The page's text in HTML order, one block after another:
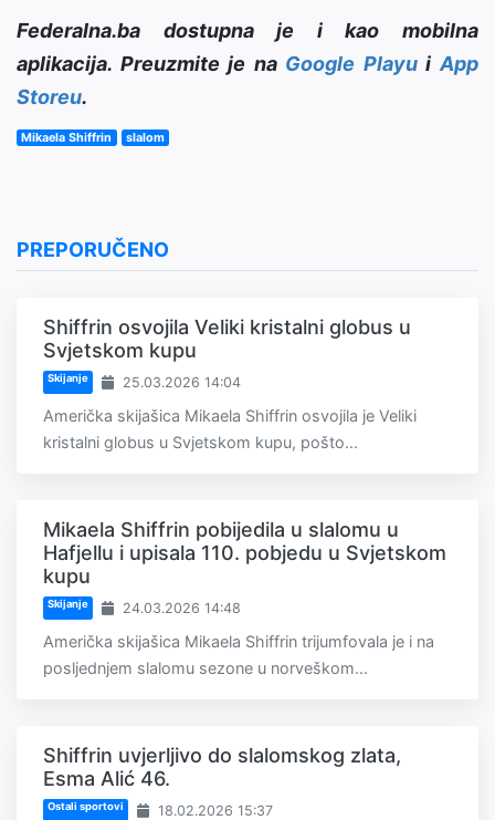
Federalna.ba dostupna je i kao mobilna
aplikacija. Preuzmite je na Google PlayuiApp
Storeu.
Mikaela Shiffrin slalom
PREPORUČENO
Shiffrin osvojila Veliki kristalni globus u
Svjetskom kupu
Skijanje 25.03.2026 14:04
Američka skijašica Mikaela Shiffrin osvojila je Veliki
kristalni globus u Svjetskom kupu, pošto...
Mikaela Shiffrin pobijedila u slalomu u
Hafjellu i upisala 110. pobjedu u Svjetskom
kupu
Skijanje 24.03.2026 14:48
Američka skijašica Mikaela Shiffrin trijumfovala je i na
posljednjem slalomu sezone u norveškom...
Shiffrin uvjerljivo do slalomskog zlata,
Esma Alić 46.
Ostali sportovi 18.02.2026 15:37